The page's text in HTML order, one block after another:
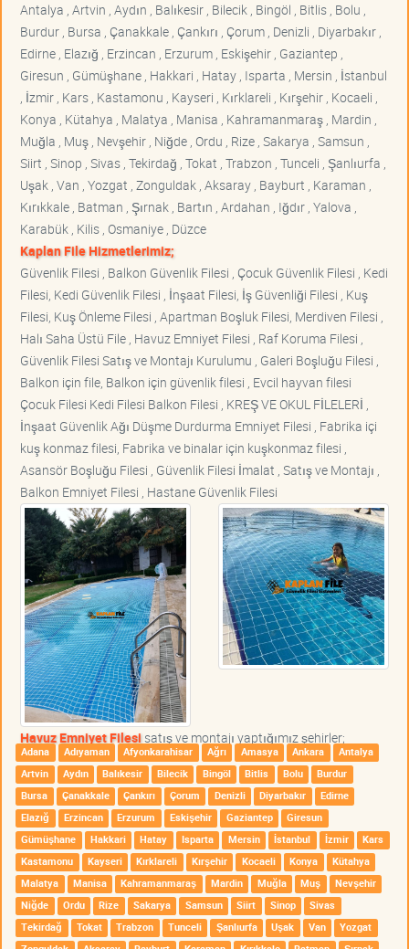
Antalya , Artvin , Aydın , Balıkesir , Bilecik , Bingöl , Bitlis , Bolu ,
Burdur , Bursa , Çanakkale , Çankırı , Çorum , Denizli , Diyarbakır ,
Edirne , Elazığ , Erzincan , Erzurum , Eskişehir , Gaziantep ,
Giresun , Gümüşhane , Hakkari , Hatay , Isparta , Mersin , İstanbul
, İzmir , Kars , Kastamonu , Kayseri , Kırklareli , Kırşehir , Kocaeli ,
Konya , Kütahya , Malatya , Manisa , Kahramanmaraş , Mardin ,
Muğla , Muş , Nevşehir , Niğde , Ordu , Rize , Sakarya , Samsun ,
Siirt , Sinop , Sivas , Tekirdağ , Tokat , Trabzon , Tunceli , Şanlıurfa ,
Uşak , Van , Yozgat , Zonguldak , Aksaray , Bayburt , Karaman ,
Kırıkkale , Batman , Şırnak , Bartın , Ardahan , Iğdır , Yalova ,
Karabük , Kilis , Osmaniye , Düzce
Kaplan File Hizmetlerimiz;
Güvenlik Filesi , Balkon Güvenlik Filesi , Çocuk Güvenlik Filesi , Kedi
Filesi, Kedi Güvenlik Filesi , İnşaat Filesi, İş Güvenliği Filesi , Kuş
Filesi, Kuş Önleme Filesi , Apartman Boşluk Filesi, Merdiven Filesi ,
Halı Saha Üstü File , Havuz Emniyet Filesi , Raf Koruma Filesi ,
Güvenlik Filesi Satış ve Montajı Kurulumu , Galeri Boşluğu Filesi ,
Balkon için file, Balkon için güvenlik filesi , Evcil hayvan filesi
Çocuk Filesi Kedi Filesi Balkon Filesi , KREŞ VE OKUL FİLELERİ ,
İnşaat Güvenlik Ağı Düşme Durdurma Emniyet Filesi , Fabrika içi
kuş konmaz filesi, Fabrika ve binalar için kuşkonmaz filesi ,
Asansör Boşluğu Filesi , Güvenlik Filesi İmalat , Satış ve Montajı ,
Balkon Emniyet Filesi , Hastane Güvenlik Filesi
Havuz Emniyet Filesisatış ve montajı yaptığımız şehirler;
Adana Adıyaman Afyonkarahisar Ağrı Amasya Ankara
Antalya
Artvin
Aydın Balıkesir Bilecik Bingöl Bitlis Bolu
Burdur
Bursa
Çanakkale Çankırı Çorum Denizli Diyarbakır
Edirne
Elazığ
Erzincan Erzurum Eskişehir Gaziantep
Giresun
Gümüşhane
Hakkari Hatay Isparta Mersin İstanbul İzmir
Kars
Kastamonu
Kayseri Kırklareli Kırşehir Kocaeli Konya
Kütahya
Malatya
Manisa Kahramanmaraş Mardin Muğla Muş
Nevşehir
Niğde
Ordu Rize Sakarya Samsun Siirt Sinop
Sivas
Tekirdağ
Tokat Trabzon Tunceli Şanlıurfa Uşak Van
Yozgat